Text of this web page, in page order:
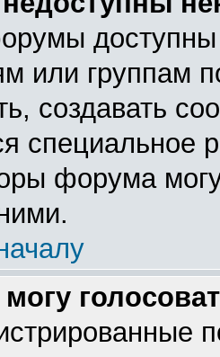
или группам
создавать
форума